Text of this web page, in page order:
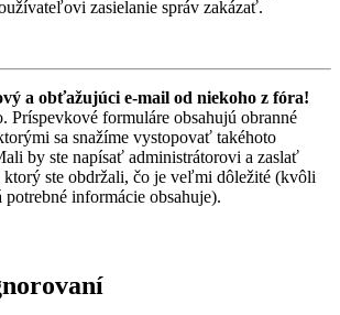
zasielanie správ zakázať.
a obťažujúci e-mail od niekoho z fóra!
Príspevkové formuláre obsahujú obranné
sa snažíme vystopovať takéhoto
by ste napísať administrátorovi a zaslať
ste obdržali, čo je veľmi dôležité (kvôli
informácie obsahuje).